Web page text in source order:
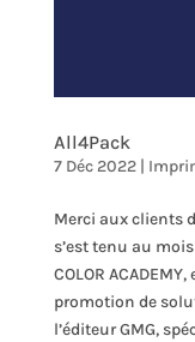
All4Pack
7 Déc 2022|
Merci aux clients
s’est tenu au
COLOR
promotion de
l’éditeur GMG,